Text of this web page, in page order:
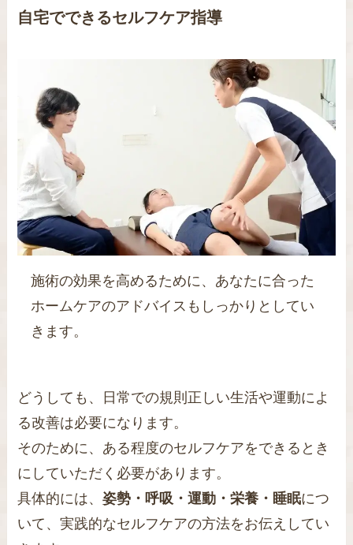
自宅でできるセルフケア指導
施術の効果を高めるために、あなたに合った
ホームケアのアドバイスもしっかりとしてい
きます。
どうしても、日常での規則正しい生活や運動によ
る改善は必要になります。
そのために、ある程度のセルフケアをできるとき
にしていただく必要があります。
具体的には、姿勢・呼吸・運動・栄養・睡眠につ
いて、実践的なセルフケアの方法をお伝えしてい